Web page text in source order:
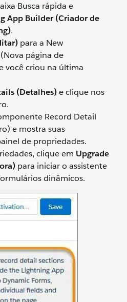
Busca rápida e
App Builder (Criador de
.
para a New
página de
você criou na última
(Detalhes)e clique nos
Record Detail
e mostra suas
de propriedades.
clique em Upgrade
para iniciar o assistente
dinâmicos.